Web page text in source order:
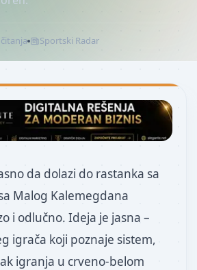
čitanja Sportski Radar
da dolazi do rastanka sa
Malog Kalemegdana
i odlučno. Ideja je jasna –
igrača koji poznaje sistem,
igranja u crveno-belom